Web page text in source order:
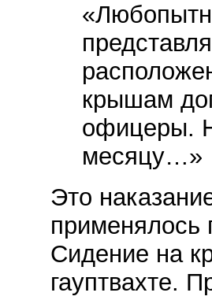
крышам
офицеры.
месяцу…»
Это
применялось
Сидение на
гауптвахте.